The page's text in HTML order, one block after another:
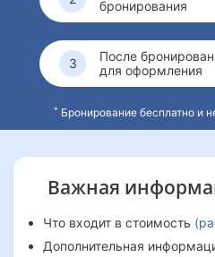
занятие, а целый маленький
пережить снова.
бронирования
После
для оформления
* Бронирование бесплатно и
Важная
Что входит в стоимость
Дополнительная